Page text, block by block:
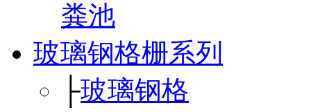
粪池
玻璃钢格栅系列
├玻璃钢格